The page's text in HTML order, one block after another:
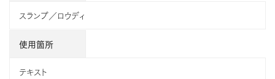
スランプ／ロウディ
使用箇所
テキスト